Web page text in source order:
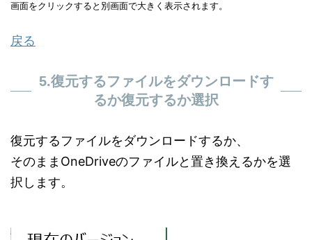
画面をクリックすると別画面で大きく表示されます。
戻る
5.復元するファイルをダウンロードす
るか復元するか選択
復元するファイルをダウンロードするか、
そのままOneDriveのファイルと置き換えるかを選
択します。